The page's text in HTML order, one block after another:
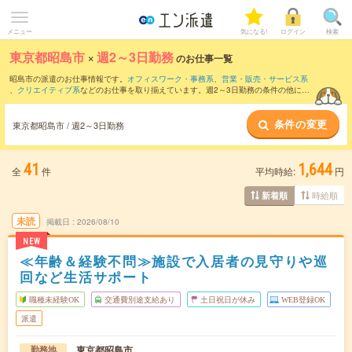
メニュー 気になる! ログイン 検索
東京都昭島市 ×週2～3日勤務のお仕事一覧
昭島市の派遣のお仕事情報です。 オフィスワーク・事務系、 営業・販売・サービス系
、 クリエイティブ系などのお仕事を取り揃えています。週2～3日勤務の条件の他に、
東京都昭島市 / 週2～3日勤務 条件の変更
全 41 件 平均時給: 1,644 円
新着順 時給順
未読
NEW
掲載日 2026/08/10
≪年齢＆経験不問≫施設で入居者の見守りや巡
回など生活サポート
職種未経験OK 交通費別途支給あり 土日祝日が休み WEB登録OK
派遣
勤務地